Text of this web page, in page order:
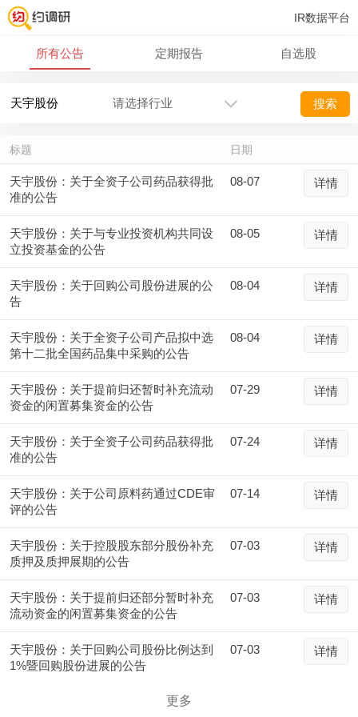
IR数据平台
所有公告 定期报告 自选股
搜索
标题 日期
天宇股份：关于全资子公司药品获得批
准的公告
08-07 详情
天宇股份：关于与专业投资机构共同设
立投资基金的公告
08-05 详情
天宇股份：关于回购公司股份进展的公
告
08-04 详情
天宇股份：关于全资子公司产品拟中选
第十二批全国药品集中采购的公告
08-04 详情
天宇股份：关于提前归还暂时补充流动
资金的闲置募集资金的公告
07-29 详情
天宇股份：关于全资子公司药品获得批
准的公告
07-24 详情
天宇股份：关于公司原料药通过CDE审
评的公告
07-14 详情
天宇股份：关于控股股东部分股份补充
质押及质押展期的公告
07-03 详情
天宇股份：关于提前归还部分暂时补充
流动资金的闲置募集资金的公告
07-03 详情
天宇股份：关于回购公司股份比例达到
1%暨回购股份进展的公告
07-03 详情
更多